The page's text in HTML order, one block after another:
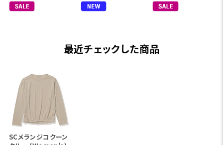
最近チェックした商品
SCメランジコクーン